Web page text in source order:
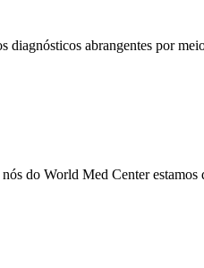
abrangentes por
do World Med Center